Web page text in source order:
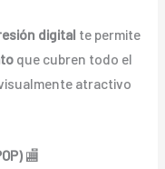
digital te permite
que cubren todo el
atractivo
🏬